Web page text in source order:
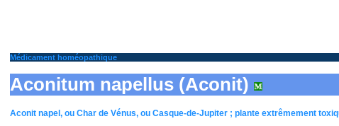
Médicament homéopathique
Aconitum napellus (Aconit)
Aconit napel, ou Char de Vénus, ou Casque-de-Jupiter ; plante extrêmement